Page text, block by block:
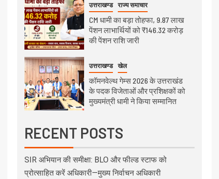
उत्तराखण्ड राज्य समाचार
CM धामी का बड़ा तोहफा, 9.87 लाख
पेंशन लाभार्थियों को ₹146.32 करोड़
की पेंशन राशि जारी
उत्तराखण्ड खेल
कॉमनवेल्थ गेम्स 2026 के उत्तराखंड
के पदक विजेताओं और प्रशिक्षकों को
मुख्यमंत्री धामी ने किया सम्मानित
RECENT POSTS
SIR अभियान की समीक्षा: BLO और फील्ड स्टाफ को
प्रोत्साहित करें अधिकारी—मुख्य निर्वाचन अधिकारी